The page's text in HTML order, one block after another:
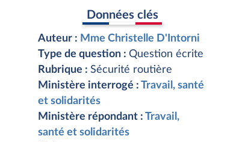
Données clés
Auteur : Mme Christelle D'Intorni
Type de question : Question écrite
Rubrique : Sécurité routière
Ministère interrogé : Travail, santé
et solidarités
Ministère répondant : Travail,
santé et solidarités